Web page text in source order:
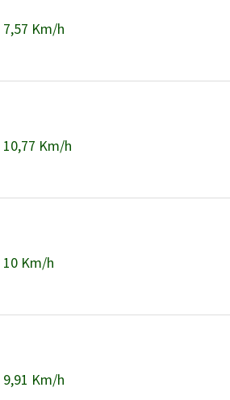
7,57 Km/h
10,77 Km/h
10 Km/h
9,91 Km/h